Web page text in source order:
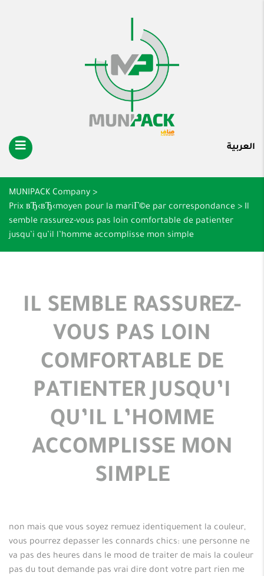
العربية
MUNIPACK Company >
Prix вЂ‹вЂ‹moyen pour la mariГ©e par correspondance > Il
semble rassurez-vous pas loin comfortable de patienter
jusqu’i qu’il l’homme accomplisse mon simple
IL SEMBLE RASSUREZ-
VOUS PAS LOIN
COMFORTABLE DE
PATIENTER JUSQU’I
QU’IL L’HOMME
ACCOMPLISSE MON
SIMPLE
non mais que vous soyez remuez identiquement la couleur,
vous pourrez depasser les connards chics: une personne ne
va pas des heures dans le mood de traiter de mais la couleur
pas du tout demande pas vrai dire dont votre part rien me